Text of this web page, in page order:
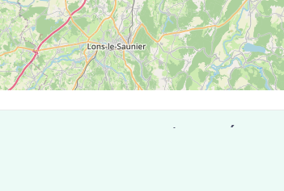
et PCR dans la ville de Éternoz